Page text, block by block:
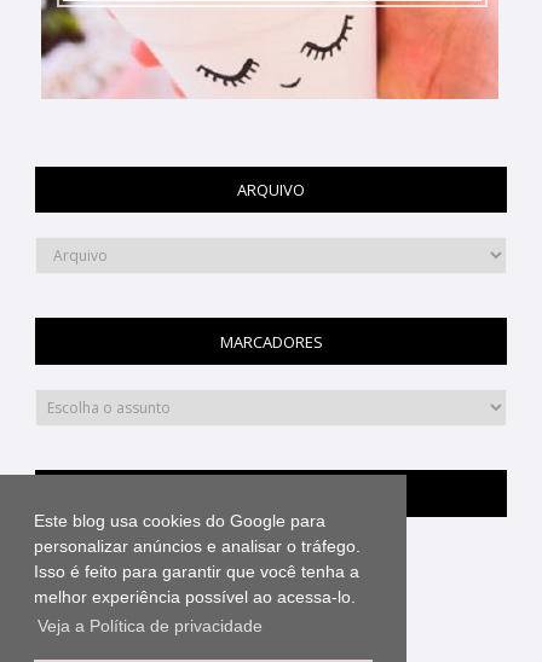
Este blog usa cookies do Google para
personalizar anúncios e analisar o tráfego.
Isso é feito para garantir que você tenha a
melhor experiência possível ao acessa-lo.
Veja a Política de privacidade
ARQUIVO
MARCADORES